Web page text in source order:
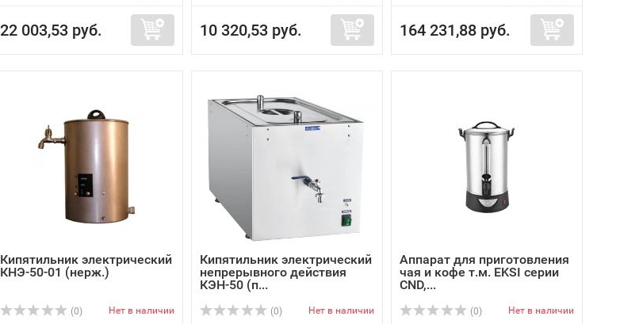
22 003,53 руб. 10 320,53 руб. 164 231,88 руб.
Кипятильник электрический
КНЭ-50-01 (нерж.)
(0) Нет в наличии
Кипятильник электрический
непрерывного действия
КЭН-50 (п...
(0) Нет в наличии
Аппарат для приготовления
чая и кофе т.м. EKSI серии
CND,...
(0) Нет в наличии